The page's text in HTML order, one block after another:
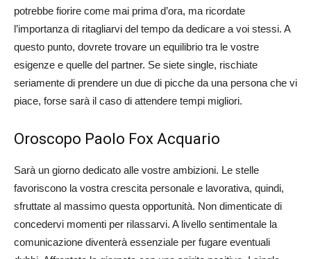
potrebbe fiorire come mai prima d’ora, ma ricordate
l’importanza di ritagliarvi del tempo da dedicare a voi stessi. A
questo punto, dovrete trovare un equilibrio tra le vostre
esigenze e quelle del partner. Se siete single, rischiate
seriamente di prendere un due di picche da una persona che vi
piace, forse sarà il caso di attendere tempi migliori.
Oroscopo Paolo Fox Acquario
Sarà un giorno dedicato alle vostre ambizioni. Le stelle
favoriscono la vostra crescita personale e lavorativa, quindi,
sfruttate al massimo questa opportunità. Non dimenticate di
concedervi momenti per rilassarvi. A livello sentimentale la
comunicazione diventerà essenziale per fugare eventuali